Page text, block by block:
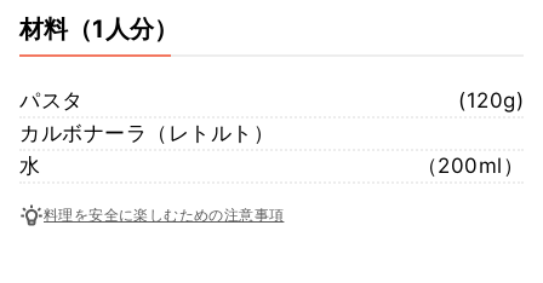
材料（1人分）
パスタ
(120g)
カルボナーラ（レトルト）
水
（200ml）
料理を安全に楽しむための注意事項